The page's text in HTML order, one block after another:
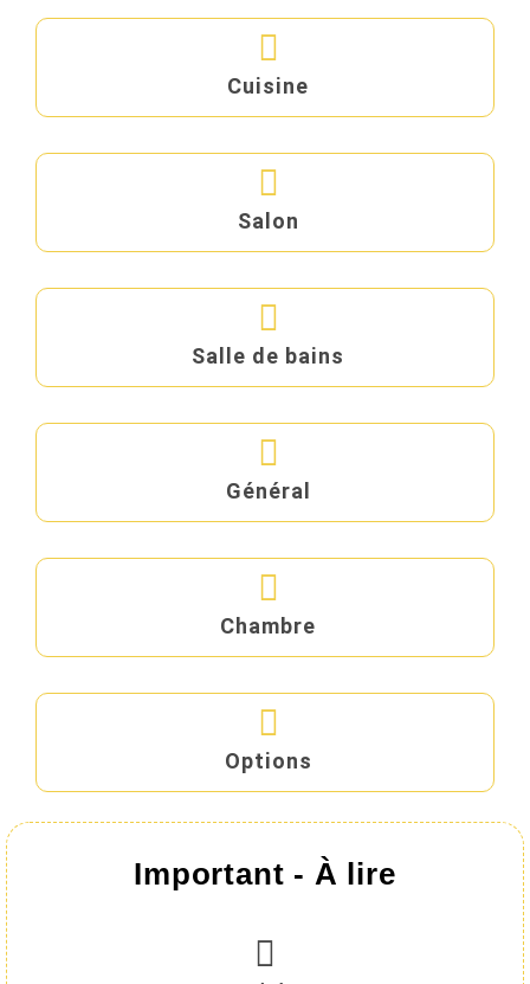
Cuisine
Salon
Salle de bains
Général
Chambre
Options
Important - À lire